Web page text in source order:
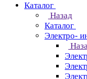
Каталог
Назад
Каталог
Электро-